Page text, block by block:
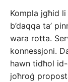
Kompla jgħid
b’daqqa ta’
wara rotta.
konnessjoni.
hawn tidħol
joħroġ